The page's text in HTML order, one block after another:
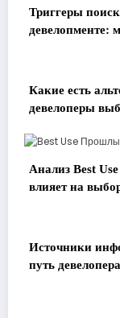
Триггеры
девелопменте:
Какие есть
девелоперы
Анализ Best
влияет на
Источники
путь